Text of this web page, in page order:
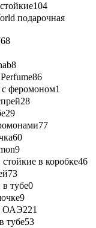
104
подарочная
8
86
феромоном1
28
29
77
60
9
в коробке46
73
тубе0
9
ОАЭ221
тубе53